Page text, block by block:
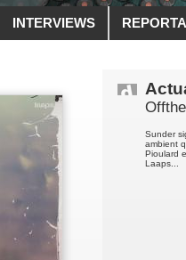
INTERVIEWS
Sunder
ambient
Pioulard
Laaps...